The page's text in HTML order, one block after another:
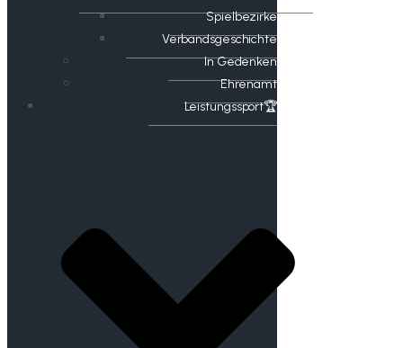
Spielbezirke
Verbandsgeschichte
In Gedenken
Ehrenamt
​Leistungssport🏆